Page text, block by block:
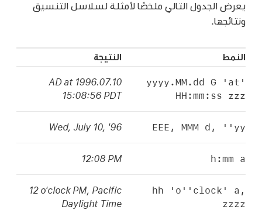
يعرض الجدول التالي ملخصًا لأمثلة لسلاسل التنسيق
ونتائجها.
النمط النتيجة
yyyy.MM.dd G 'at'
HH:mm:ss zzz
1996.07.10 AD at
15:08:56 PDT
EEE, MMM d, ''yy
Wed, July 10, '96
h:mm a
‎12:08 PM
hh 'o''clock' a,
zzzz
‎12 o'clock PM, Pacific
Daylight Time